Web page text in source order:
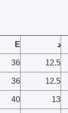
د E
12.5
36
12.5
36
13
40